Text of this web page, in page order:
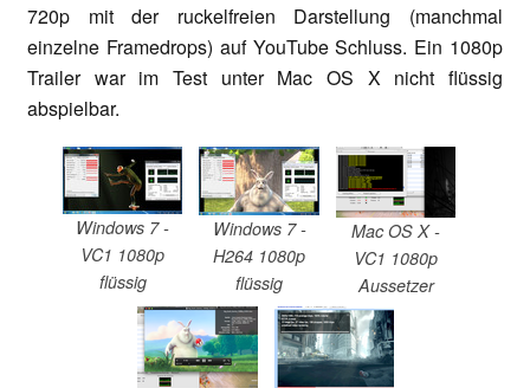
720p mit der ruckelfreien Darstellung (manchmal
einzelne Framedrops) auf YouTube Schluss. Ein 1080p
Trailer war im Test unter Mac OS X nicht flüssig
abspielbar.
Windows 7 -
VC1 1080p
flüssig
Windows 7 -
H264 1080p
flüssig
Mac OS X -
VC1 1080p
Aussetzer